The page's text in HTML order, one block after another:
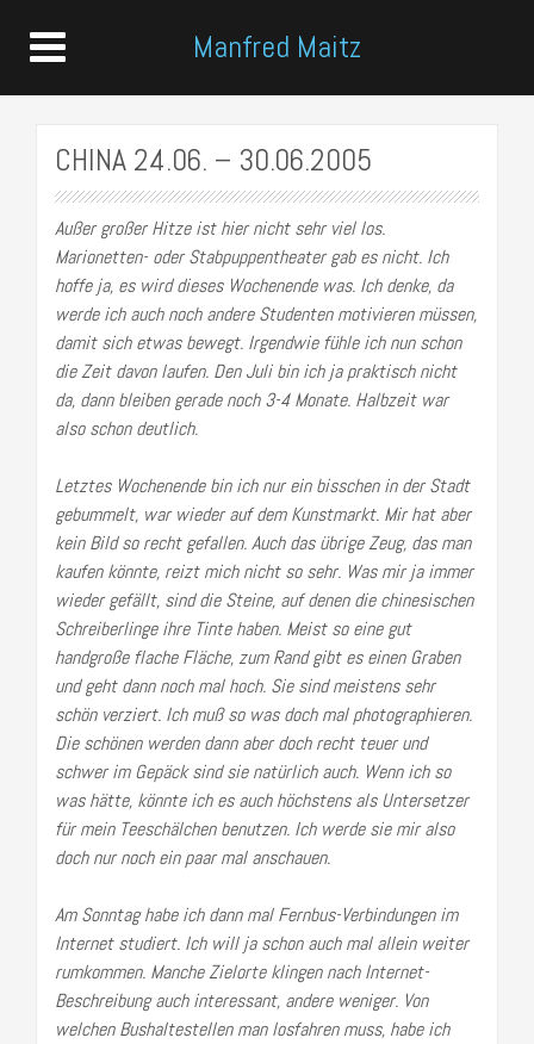
Manfred Maitz
CHINA 24.06. – 30.06.2005
Außer großer Hitze ist hier nicht sehr viel los.
Marionetten- oder Stabpuppentheater gab es nicht. Ich
hoffe ja, es wird dieses Wochenende was. Ich denke, da
werde ich auch noch andere Studenten motivieren müssen,
damit sich etwas bewegt. Irgendwie fühle ich nun schon
die Zeit davon laufen. Den Juli bin ich ja praktisch nicht
da, dann bleiben gerade noch 3-4 Monate. Halbzeit war
also schon deutlich.
Letztes Wochenende bin ich nur ein bisschen in der Stadt
gebummelt, war wieder auf dem Kunstmarkt. Mir hat aber
kein Bild so recht gefallen. Auch das übrige Zeug, das man
kaufen könnte, reizt mich nicht so sehr. Was mir ja immer
wieder gefällt, sind die Steine, auf denen die chinesischen
Schreiberlinge ihre Tinte haben. Meist so eine gut
handgroße flache Fläche, zum Rand gibt es einen Graben
und geht dann noch mal hoch. Sie sind meistens sehr
schön verziert. Ich muß so was doch mal photographieren.
Die schönen werden dann aber doch recht teuer und
schwer im Gepäck sind sie natürlich auch. Wenn ich so
was hätte, könnte ich es auch höchstens als Untersetzer
für mein Teeschälchen benutzen. Ich werde sie mir also
doch nur noch ein paar mal anschauen.
Am Sonntag habe ich dann mal Fernbus-Verbindungen im
Internet studiert. Ich will ja schon auch mal allein weiter
rumkommen. Manche Zielorte klingen nach Internet-
Beschreibung auch interessant, andere weniger. Von
welchen Bushaltestellen man losfahren muss, habe ich